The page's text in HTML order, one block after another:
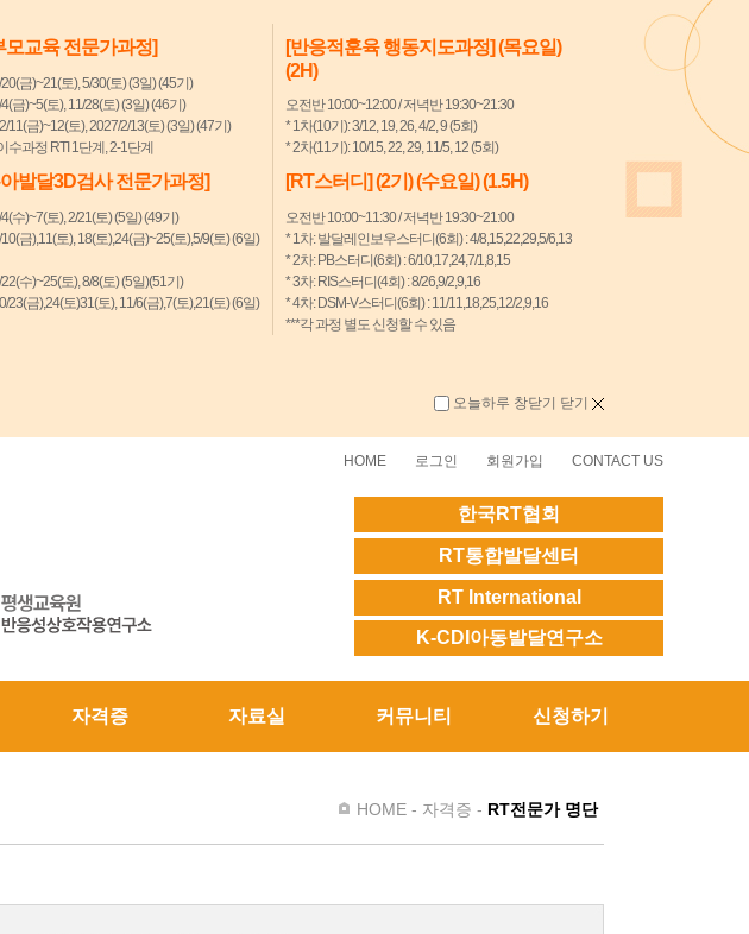
모교육 전문가과정]
금)~21(토), 5/30(토) (3일) (45기)
금)~5(토), 11/28(토) (3일) (46기)
11(금)~12(토), 2027/2/13(토) (3일) (47기)
수과정 RTI 1단계, 2-1단계
발달3D검사 전문가과정]
수)~7(토), 2/21(토) (5일) (49기)
금),11(토), 18(토),24(금)~25(토),5/9(토) (6일)
수)~25(토), 8/8(토) (5일)(51기)
23(금),24(토)31(토), 11/6(금),7(토),21(토) (6일)
[반응적훈육 행동지도과정] (목요일)
(2H)
오전반 10:00~12:00 / 저녁반 19:30~21:30
* 1차(10기): 3/12, 19, 26, 4/2, 9 (5회)
* 2차(11기): 10/15, 22, 29, 11/5, 12 (5회)
[RT스터디] (2기) (수요일) (1.5H)
오전반 10:00~11:30 / 저녁반 19:30~21:00
* 1차: 발달레인보우스터디(6회) : 4/8,15,22,29,5/6,13
* 2차: PB스터디(6회) : 6/10,17,24,7/1,8,15
* 3차: RIS스터디(4회) : 8/26,9/2,9,16
* 4차: DSM-V스터디(6회) : 11/11,18,25,12/2,9,16
***각 과정 별도 신청할 수 있음
오늘하루 창닫기 닫기
HOME 로그인 회원가입 CONTACT US
한국RT협회
RT통합발달센터
RT International
K-CDI아동발달연구소
자격증 자료실 커뮤니티 신청하기
HOME - 자격증 - RT전문가 명단